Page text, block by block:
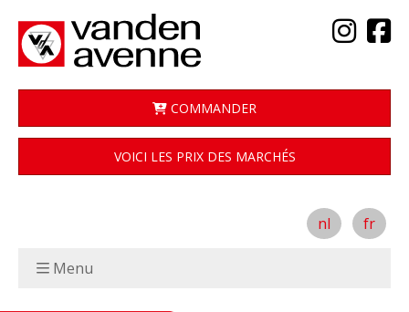
COMMANDER
VOICI LES PRIX DES MARCHÉS
nl fr
Menu